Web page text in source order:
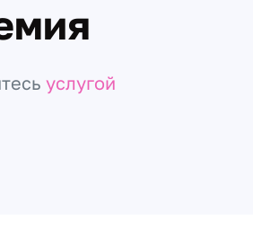
услугой